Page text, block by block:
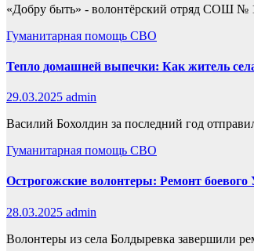
«Добру быть» - волонтёрский отряд СОШ №
Гуманитарная помощь СВО
Тепло домашней выпечки: Как житель
29.03.2025 admin
Василий Бохолдин за последний год
Гуманитарная помощь СВО
Острогожские волонтеры: Ремонт
28.03.2025 admin
Волонтеры из села Болдыревка завершили